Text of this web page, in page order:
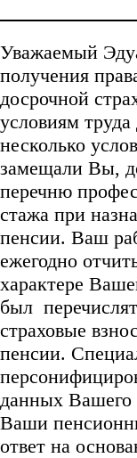
Уважаемый
получения
досрочной
условиям
несколько
замещали Вы,
перечню
стажа при
пенсии. Ваш
ежегодно
характере
был
страховые
пенсии.
данных Вашего
Ваши
ответ на